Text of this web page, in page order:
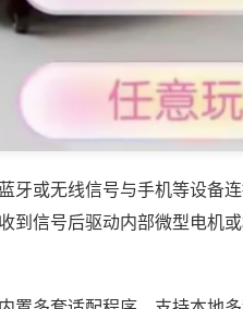
牙或无线信号与手机等设备
到信号后驱动内部微型电机